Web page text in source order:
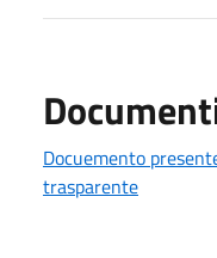
Docuemento
trasparente